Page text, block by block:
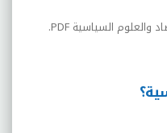
والعلوم السياسية PDF
.